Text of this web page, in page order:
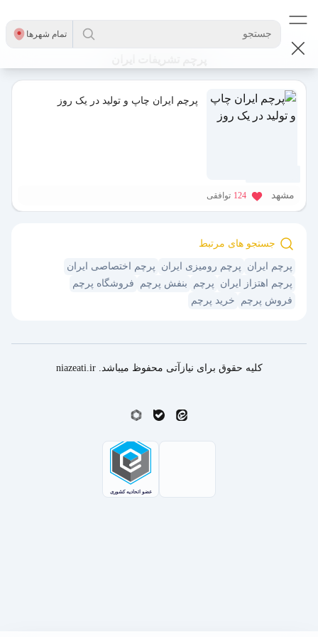
تمام شهر‌ها جستجو
پرچم ایران چاپ و تولید در یک روز
مشهد 124 توافقی
جستجو های مرتبط
پرچم ایران پرچم رومیزی ایران
پرچم اختصاصی ایران
پرچم اهتزاز ایران
پرچم بنفش پرچم
فروشگاه پرچم
فروش پرچم
خرید پرچم
کلیه حقوق برای نیازآتی محفوظ میباشد. niazeati.ir